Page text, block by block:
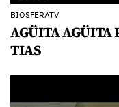
BIOSFERATV
AGÜITA AGÜITA
TIAS